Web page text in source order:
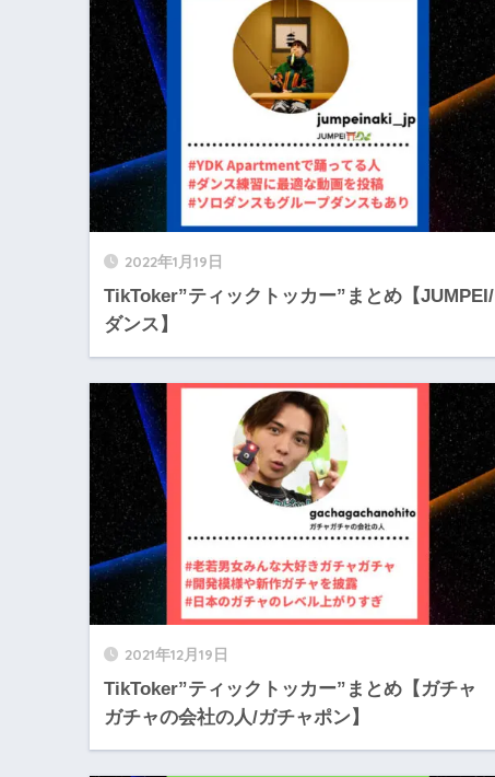
2022年1月19日
TikToker”ティックトッカー”まとめ【JUMPEI/
ダンス】
2021年12月19日
TikToker”ティックトッカー”まとめ【ガチャ
ガチャの会社の人/ガチャポン】